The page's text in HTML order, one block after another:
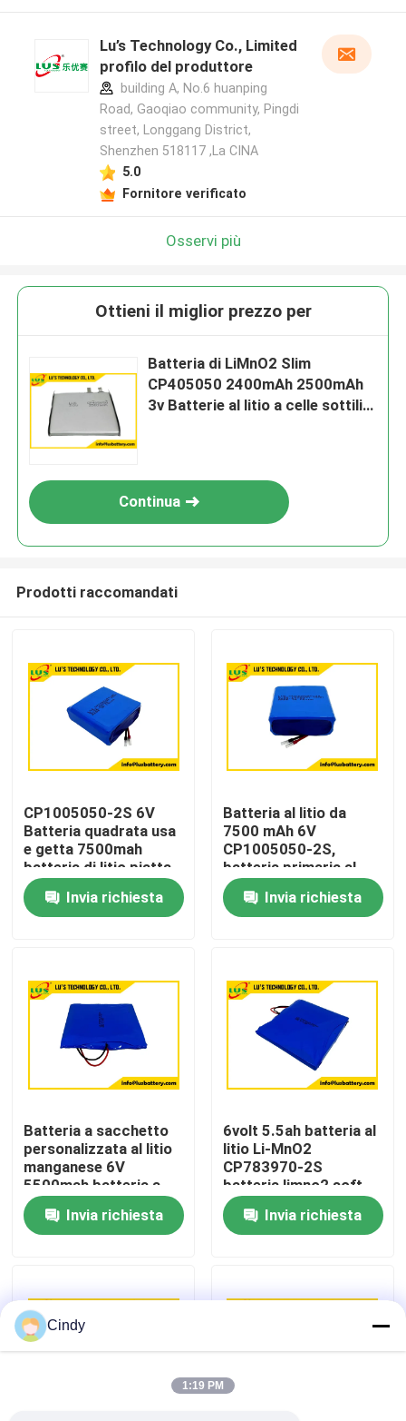
Casa
Circa noi
Giro della fabbrica
Controllo di qualità
Contattici
Notizie
Casi
Batteria del cloruro di tionile del litio
Lu’s Technology Co., Limited
profilo del produttore
building A, No.6 huanping
Road, Gaoqiao community, Pingdi
street, Longgang District,
Shenzhen 518117 ,La CINA
5.0
Fornitore verificato
Osservi più
Ottieni il miglior prezzo per
Batteria di LiMnO2 Slim
CP405050 2400mAh 2500mAh
3v Batterie al litio a celle sottili
Continua
Prodotti raccomandati
CP1005050-2S 6V
Batteria quadrata usa
e getta 7500mah
batteria di litio piatta
Personalizzazione
Invia richiesta
Batteria al litio da
7500 mAh 6V
CP1005050-2S,
batteria primaria al
litio personalizzata
Invia richiesta
Batteria a sacchetto
personalizzata al litio
manganese 6V
5500mah batteria a
cella sottile
CP783970-2S
Invia richiesta
6volt 5.5ah batteria al
litio Li-MnO2
CP783970-2S
batteria limno2 soft
pack fabbrica OEM
Invia richiesta
Cindy
1:19 PM